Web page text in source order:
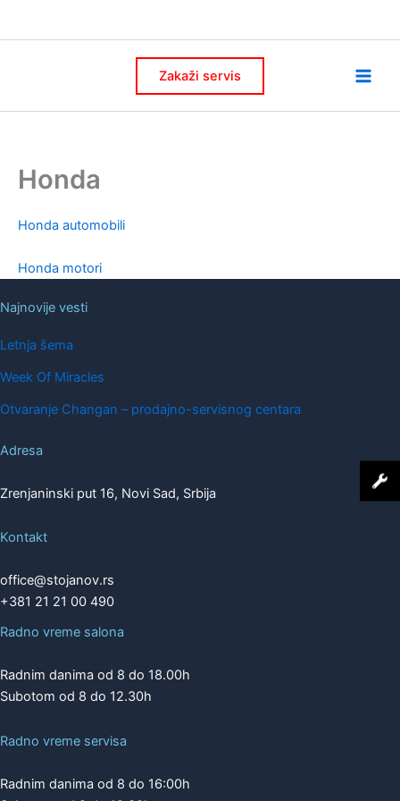
Zakaži servis
Honda
Honda automobili
Honda motori
Najnovije vesti
Letnja šema
Week Of Miracles
Otvaranje Changan – prodajno-servisnog centara
Adresa
Zrenjaninski put 16, Novi Sad, Srbija
Kontakt
office@stojanov.rs
+381 21 21 00 490
Radno vreme salona
Radnim danima od 8 do 18.00h
Subotom od 8 do 12.30h
Radno vreme servisa
Radnim danima od 8 do 16:00h